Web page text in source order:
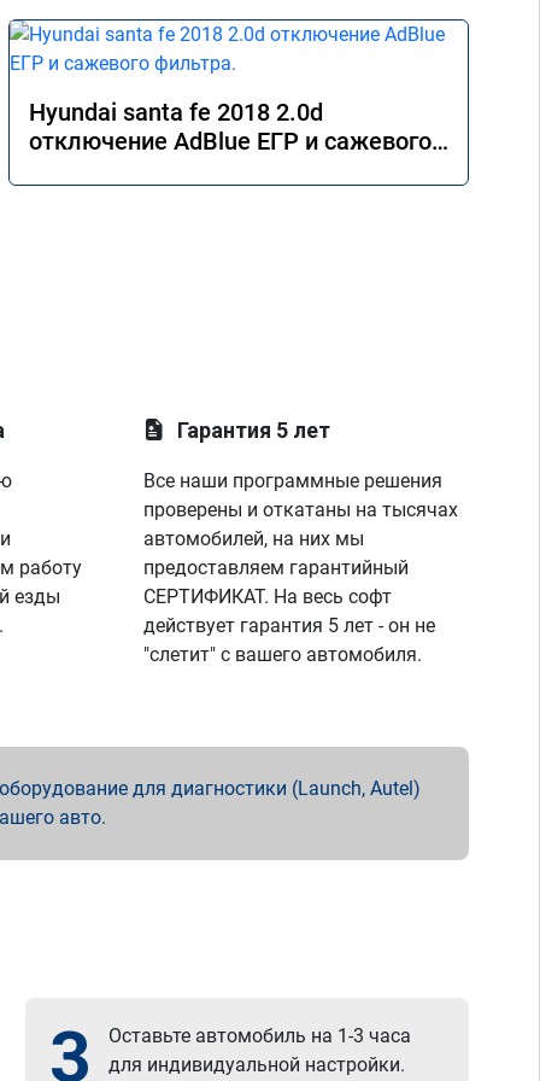
Hyundai santa fe 2018 2.0d
отключение AdBlue ЕГР и сажевого
работу
езды
Гарантия 5 лет
Все наши программные решения
проверены и откатаны на тысячах
автомобилей, на них мы
предоставляем гарантийный
СЕРТИФИКАТ. На весь софт
действует гарантия 5 лет - он не
"слетит" с вашего автомобиля.
для диагностики (Launch, Autel)
авто.
3
Оставьте автомобиль на 1-3 часа
для индивидуальной настройки.